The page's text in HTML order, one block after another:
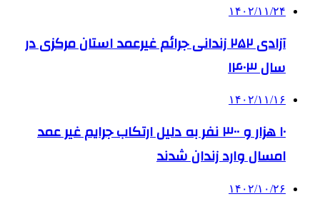
۱۴۰۲/۱۱/۲۴
آزادی ۲۵۲ زندانی جرائم غیرعمد استان مرکزی در
سال ۱۴۰۳
۱۴۰۲/۱۱/۱۶
۱۰ هزار و ۳۰۰ نفر به دلیل ارتکاب جرایم غیر عمد
امسال وارد زندان شدند
۱۴۰۲/۱۰/۲۶